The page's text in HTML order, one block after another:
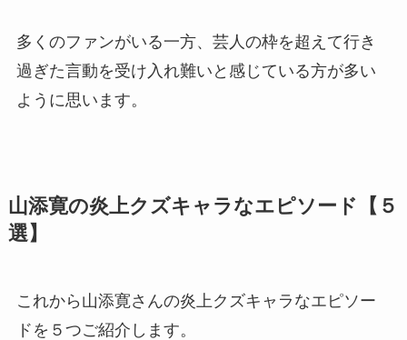
多くのファンがいる一方、芸人の枠を超えて行き
過ぎた言動を受け入れ難いと感じている方が多い
ように思います。
山添寛の炎上クズキャラなエピソード【５
選】
これから山添寛さんの炎上クズキャラなエピソー
ドを５つご紹介します。